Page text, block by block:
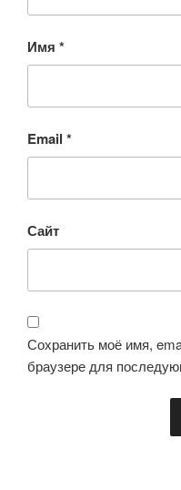
Имя *
Email *
Сайт
Сохранить моё имя,
браузере для